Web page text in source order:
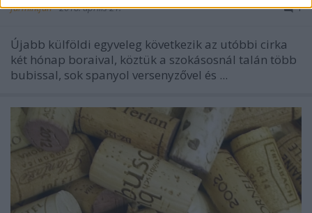
furmintfan•2018. április 21. 1
Újabb külföldi egyveleg következik az utóbbi cirka
két hónap boraival, köztük a szokásosnál talán több
bubissal, sok spanyol versenyzővel és ...